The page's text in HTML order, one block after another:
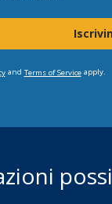
and Terms of Serviceapply.